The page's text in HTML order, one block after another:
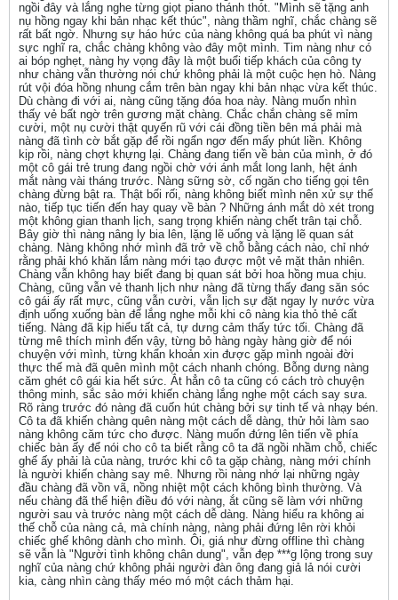
ngồi đây và lắng nghe từng giọt piano thánh thót. "Mình sẽ tặng anh
nụ hồng ngay khi bản nhạc kết thúc", nàng thầm nghĩ, chắc chàng sẽ
rất bất ngờ. Nhưng sự háo hức của nàng không quá ba phút vì nàng
sực nghĩ ra, chắc chàng không vào đây một mình. Tim nàng như có
ai bóp nghẹt, nàng hy vọng đây là một buổi tiếp khách của công ty
như chàng vẫn thường nói chứ không phải là một cuộc hẹn hò. Nàng
rút vội đóa hồng nhung cắm trên bàn ngay khi bản nhạc vừa kết thúc.
Dù chàng đi với ai, nàng cũng tặng đóa hoa này. Nàng muốn nhìn
thấy vẻ bất ngờ trên gương mặt chàng. Chắc chắn chàng sẽ mỉm
cười, một nụ cười thật quyến rũ với cái đồng tiền bên má phải mà
nàng đã tình cờ bắt gặp để rồi ngẩn ngơ đến mấy phút liền. Không
kịp rồi, nàng chợt khựng lại. Chàng đang tiến về bàn của mình, ở đó
một cô gái trẻ trung đang ngồi chờ với ánh mắt long lanh, hệt ánh
mắt nàng vài tháng trước. Nàng sững sờ, cố ngăn cho tiếng gọi tên
chàng đừng bật ra. Thật bối rối, nàng không biết mình nên xử sự thế
nào, tiếp tục tiến đến hay quay về bàn ? Những ánh mắt dò xét trong
một không gian thanh lịch, sang trọng khiến nàng chết trân tại chỗ.
Bây giờ thì nàng nâng ly bia lên, lặng lẽ uống và lặng lẽ quan sát
chàng. Nàng không nhớ mình đã trở về chỗ bằng cách nào, chỉ nhớ
rằng phải khó khăn lắm nàng mới tạo được một vẻ mặt thản nhiên.
Chàng vẫn không hay biết đang bị quan sát bởi hoa hồng mua chịu.
Chàng, cũng vẫn vẻ thanh lịch như nàng đã từng thấy đang săn sóc
cô gái ấy rất mực, cũng vẫn cười, vẫn lịch sự đặt ngay ly nước vừa
định uống xuống bàn để lắng nghe mỗi khi cô nàng kia thỏ thẻ cất
tiếng. Nàng đã kịp hiểu tất cả, tự dưng cảm thấy tức tối. Chàng đã
từng mê thích mình đến vậy, từng bỏ hàng ngày hàng giờ để nói
chuyện với mình, từng khẩn khoản xin được gặp mình ngoài đời
thực thế mà đã quên mình một cách nhanh chóng. Bỗng dưng nàng
căm ghét cô gái kia hết sức. Ắt hẳn cô ta cũng có cách trò chuyện
thông minh, sắc sảo mới khiến chàng lắng nghe một cách say sưa.
Rõ ràng trước đó nàng đã cuốn hút chàng bởi sự tinh tế và nhạy bén.
Cô ta đã khiến chàng quên nàng một cách dễ dàng, thử hỏi làm sao
nàng không căm tức cho được. Nàng muốn đứng lên tiến về phía
chiếc bàn ấy để nói cho cô ta biết rằng cô ta đã ngồi nhầm chỗ, chiếc
ghế ấy phải là của nàng, trước khi cô ta gặp chàng, nàng mới chính
là người khiến chàng say mê. Nhưng rồi nàng nhớ lại những ngày
đầu chàng đã vồn vã, nồng nhiệt một cách không bình thường. Và
nếu chàng đã thể hiện điều đó với nàng, ắt cũng sẽ làm với những
người sau và trước nàng một cách dễ dàng. Nàng hiểu ra không ai
thế chỗ của nàng cả, mà chính nàng, nàng phải đứng lên rời khỏi
chiếc ghế không dành cho mình. Ôi, giá như đừng offline thì chàng
sẽ vẫn là "Người tình không chân dung", vẫn đẹp ***g lộng trong suy
nghĩ của nàng chứ không phải người đàn ông đang giả lả nói cười
kia, càng nhìn càng thấy méo mó một cách thảm hại.